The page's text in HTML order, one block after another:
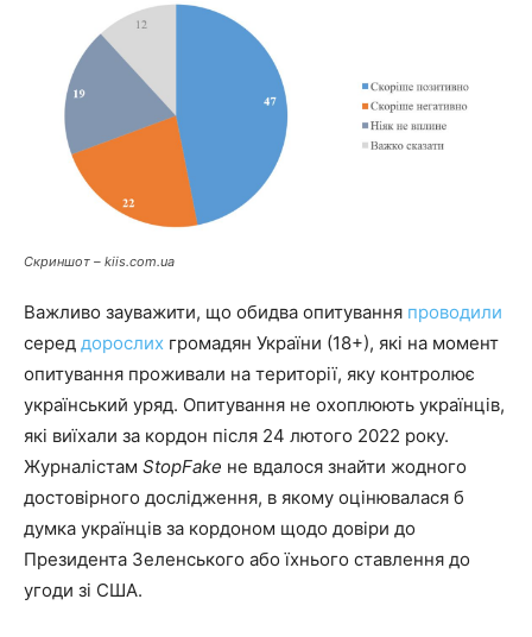
Скриншот – kiis.com.ua
Важливо зауважити, що обидва опитування проводили
серед дорослих громадян України (18+), які на момент
опитування проживали на території, яку контролює
український уряд. Опитування не охоплюють українців,
які виїхали за кордон після 24 лютого 2022 року.
Журналістам StopFake не вдалося знайти жодного
достовірного дослідження, в якому оцінювалася б
думка українців за кордоном щодо довіри до
Президента Зеленського або їхнього ставлення до
угоди зі США.